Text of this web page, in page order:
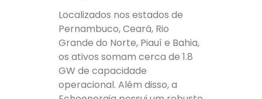
Localizados nos estados de
Pernambuco, Ceará, Rio
Grande do Norte, Piauí e Bahia,
os ativos somam cerca de 1.8
GW de capacidade
operacional. Além disso, a